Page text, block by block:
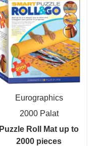
Eurographics
2000 Palat
Puzzle Roll Mat up to
2000 pieces